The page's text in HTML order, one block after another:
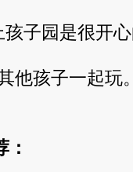
园是很开心
孩子一起玩。